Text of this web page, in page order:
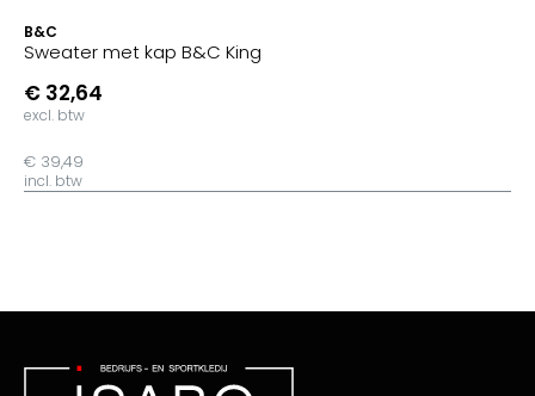
B&C
Sweater met kap B&C King
€ 32,64
excl. btw
€ 39,49
incl. btw